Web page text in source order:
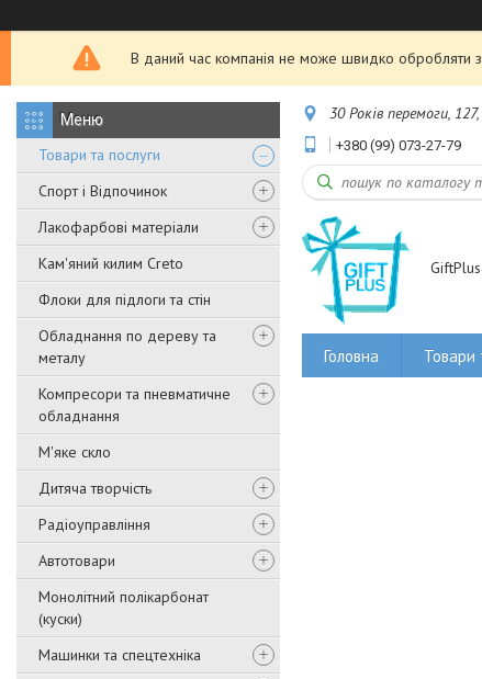
В даний час компанія не може швидко обробляти
Товари та послуги
Спорт і Відпочинок
Лакофарбові матеріали
Кам'яний килим Creto
Флоки для підлоги та стін
Обладнання по дереву та
металу
Компресори та пневматичне
обладнання
М'яке скло
Дитяча творчість
Радіоуправління
Автотовари
Монолітний полікарбонат
(куски)
Машинки та спецтехніка
30 Років перемоги,
+380 (99) 073-27-79
GiftPlus
Головна Товари